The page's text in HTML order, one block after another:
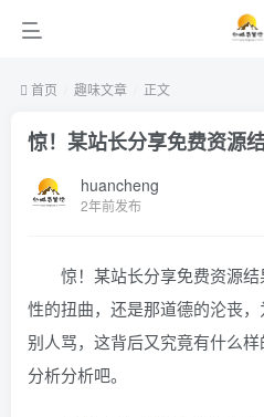
首页 趣味文章 正文
惊！某站长分享免费资源
huancheng
2年前发布
惊！某站长分享免费资源
性的扭曲，还是那道德的沦丧
别人骂，这背后又究竟有什么
分析分析吧。